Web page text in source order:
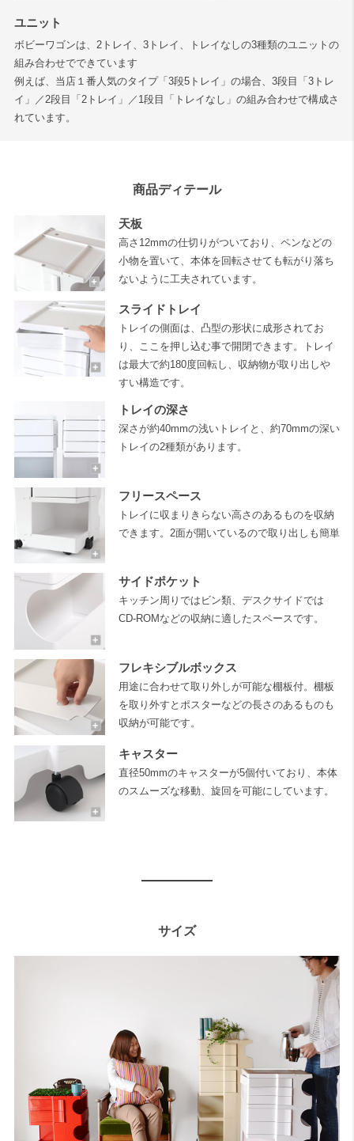
ユニット
ボビーワゴンは、2トレイ、3トレイ、トレイなしの3種類のユニットの
組み合わせでできています
例えば、当店１番人気のタイプ「3段5トレイ」の場合、3段目「3トレ
イ」／2段目「2トレイ」／1段目「トレイなし」の組み合わせで構成さ
れています。
商品ディテール
天板
高さ12mmの仕切りがついており、ペンなどの
小物を置いて、本体を回転させても転がり落ち
ないように工夫されています。
スライドトレイ
トレイの側面は、凸型の形状に成形されてお
り、ここを押し込む事で開閉できます。トレイ
は最大で約180度回転し、収納物が取り出しや
すい構造です。
トレイの深さ
深さが約40mmの浅いトレイと、約70mmの深い
トレイの2種類があります。
フリースペース
トレイに収まりきらない高さのあるものを収納
できます。2面が開いているので取り出しも簡単
サイドポケット
キッチン周りではビン類、デスクサイドでは
CD-ROMなどの収納に適したスペースです。
フレキシブルボックス
用途に合わせて取り外しが可能な棚板付。棚板
を取り外すとポスターなどの長さのあるものも
収納が可能です。
キャスター
直径50mmのキャスターが5個付いており、本体
のスムーズな移動、旋回を可能にしています。
サイズ